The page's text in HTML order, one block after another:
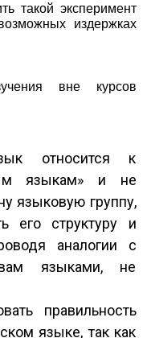
такой эксперимент
издержках
вне курсов
относится к
языкам» и не
языковую группу,
его структуру и
аналогии с
языками, не
правильность
языке, так как